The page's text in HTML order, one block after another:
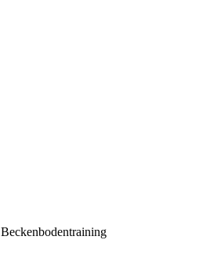
Beckenbodentraining